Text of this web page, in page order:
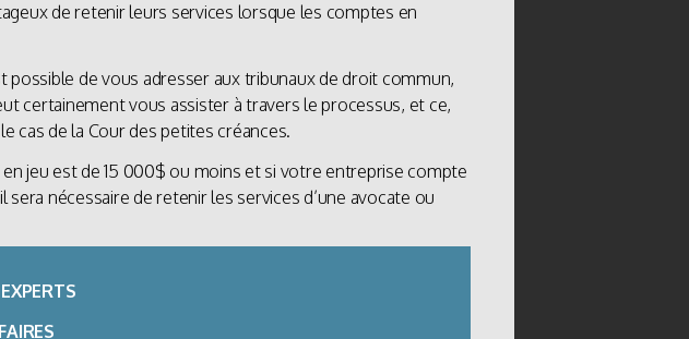
de retenir leurs services lorsque les comptes en
de vous adresser aux tribunaux de droit commun,
certainement vous assister à travers le processus, et ce,
cas de la Cour des petites créances.
jeu est de 15 000$ ou moins et si votre entreprise compte
nécessaire de retenir les services d’une avocate ou